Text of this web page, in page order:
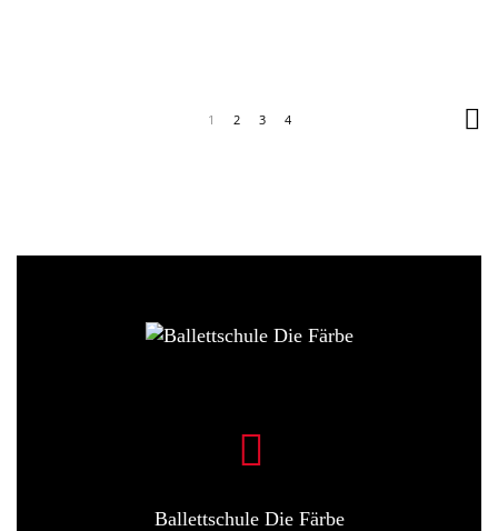
1 2 3 4
Ballettschule Die Färbe